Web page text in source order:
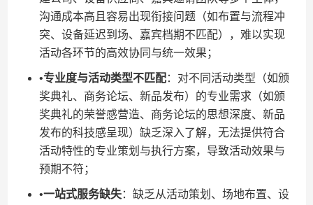
沟通成本高且容易出现衔接问题（如布置与流程冲
突、设备延迟到场、嘉宾档期不匹配），难以实现
活动各环节的高效协同与统一效果；
•​​专业度与活动类型不匹配​​：对不同活动类型（如颁
奖典礼、商务论坛、新品发布）的专业需求（如颁
奖典礼的荣誉感营造、商务论坛的思想深度、新品
发布的科技感呈现）缺乏深入了解，无法提供符合
活动特性的专业策划与执行方案，导致活动效果与
预期不符；
•​​一站式服务缺失​​：缺乏从活动策划、场地布置、设